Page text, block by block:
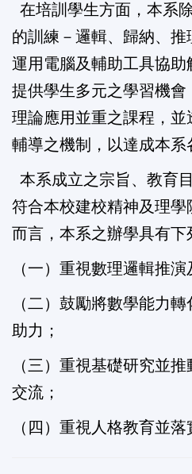
在培訓學生方面，本系
的訓練－邏輯、歸納、
運用電腦及輔助工具協
提供學生多元之學習機會
理論應用並重之課程，
輔導之機制，以達成本系
本系成立之宗旨、教育
符合本校建校精神及理
而言，本系之辦學具有下
（一）重視數理邏輯推
（二）鼓勵將數學能力
助力；
（三）重視基礎研究並
交流；
（四）重視人格教育並落